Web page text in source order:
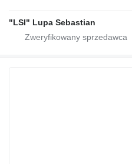
"LSI" Lupa Sebastian